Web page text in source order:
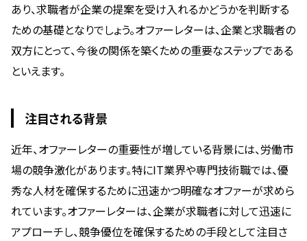
あり、求職者が企業の提案を受け入れるかどうかを判断する
ための基礎となりでしょう。オファーレターは、企業と求職者の
双方にとって、今後の関係を築くための重要なステップである
といえます。
注目される背景
近年、オファーレターの重要性が増している背景には、労働市
場の競争激化があります。特にIT業界や専門技術職では、優
秀な人材を確保するために迅速かつ明確なオファーが求めら
れています。オファーレターは、企業が求職者に対して迅速に
アプローチし、競争優位を確保するための手段として注目さ